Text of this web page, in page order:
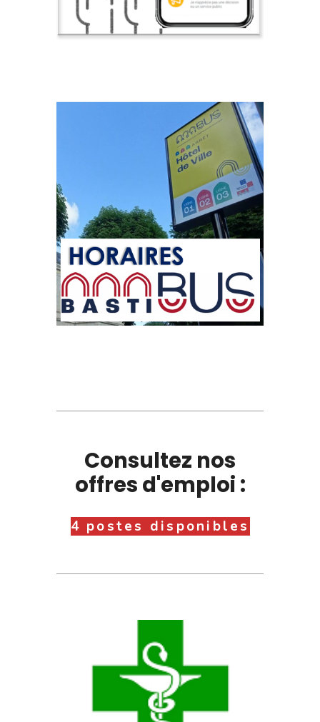
Consultez nos
offres d'emploi :
4 postes disponibles